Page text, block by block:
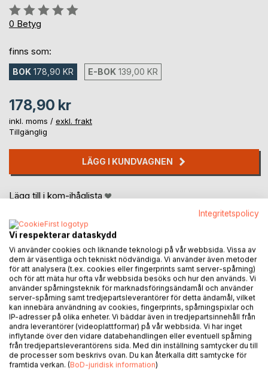
Betyg::
0%
0 Betyg
finns som:
BOK 178,90 KR E-BOK 139,00 KR
178,90 kr
inkl. moms / exkl. frakt
Tillgänglig
LÄGG I KUNDVAGNEN
Lägg till i kom-ihåglista
BESKRIVNING
I den här sagoboken är Ville och Fredrika huvudfigurerna.
En dag träffar de en trollgroda som tar med dem på en
magisk resa. Under den här resan stöter de på ett par
"stora frågor" som passar utmärkt att filosofera med barn
Integritetspolicy
Vi respekterar dataskydd
Vi använder cookies och liknande teknologi på vår webbsida. Vissa av
dem är väsentliga och tekniskt nödvändiga. Vi använder även metoder
för att analysera (t.ex. cookies eller fingerprints samt server-spårning)
och för att mäta hur ofta vår webbsida besöks och hur den används. Vi
använder spårningsteknik för marknadsföringsändamål och använder
server-spårning samt tredjepartsleverantörer för detta ändamål, vilket
kan innebära användning av cookies, fingerprints, spårningspixlar och
IP-adresser på olika enheter. Vi bäddar även in tredjepartsinnehåll från
andra leverantörer (videoplattformar) på vår webbsida. Vi har inget
inflytande över den vidare databehandlingen eller eventuell spårning
från tredjepartsleverantörens sida. Med din inställning samtycker du till
de processer som beskrivs ovan. Du kan återkalla ditt samtycke för
framtida verkan. (BoD-juridisk information)